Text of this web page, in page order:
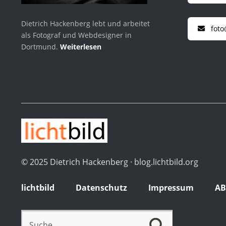
Dietrich Hackenberg lebt und arbeitet
als Fotograf und Webdesigner in
Dortmund. Weiterlesen
© 2025 Dietrich Hackenberg · blog.lichtbild.org
lichtbild Datenschutz Impressum